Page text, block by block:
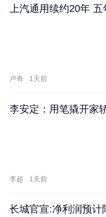
上汽通用续约20年
卢奇 1天前
李安定：用笔撬开家
李超 1天前
长城官宣:净利润预计